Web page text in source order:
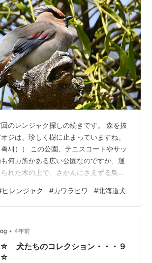
のレンジャク探しの続きです。 森を抜
ジは、珍しく樹に止まっていますね。
새）） この公園、テニスコートやサッ
何カ所かある広い公園なのですが、運
れた木の上で、さかんにさえずる鳥が
どなく、久しぶりの御対面。寒い冬に
を膨らませていた鳥たちも、もうその
。 カワラヒワ（河原鶸、방울새） 周り
ラヒワたちが集まって来て、さかんに
す。 真ん中の子は、まだ翼の黄色部分
鳥でしょうか。 スポ…
ヒレンジャク #カワラヒワ #北海道犬
• 4年前
たちのコレクション・・・９
☆